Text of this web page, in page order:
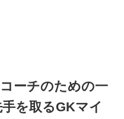
ーチのための一
を取るGKマイ